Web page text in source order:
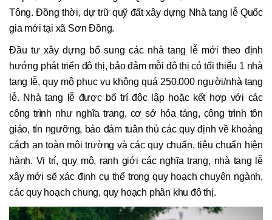
Tông. Đồng thời, dự trữ quỹ đất xây dựng Nhà tang lễ Quốc
gia mới tại xã Sơn Đồng.
Đầu tư xây dựng bổ sung các nhà tang lễ mới theo định
hướng phát triển đô thị, bảo đảm mỗi đô thị có tối thiểu 1 nhà
tang lễ, quy mô phục vụ không quá 250.000 người/nhà tang
lễ. Nhà tang lễ được bố trí độc lập hoặc kết hợp với các
công trình như nghĩa trang, cơ sở hỏa táng, công trình tôn
giáo, tín ngưỡng, bảo đảm tuân thủ các quy định về khoảng
cách an toàn môi trường và các quy chuẩn, tiêu chuẩn hiện
hành. Vị trí, quy mô, ranh giới các nghĩa trang, nhà tang lễ
xây mới sẽ xác định cụ thể trong quy hoạch chuyên ngành,
các quy hoạch chung, quy hoạch phân khu đô thị.